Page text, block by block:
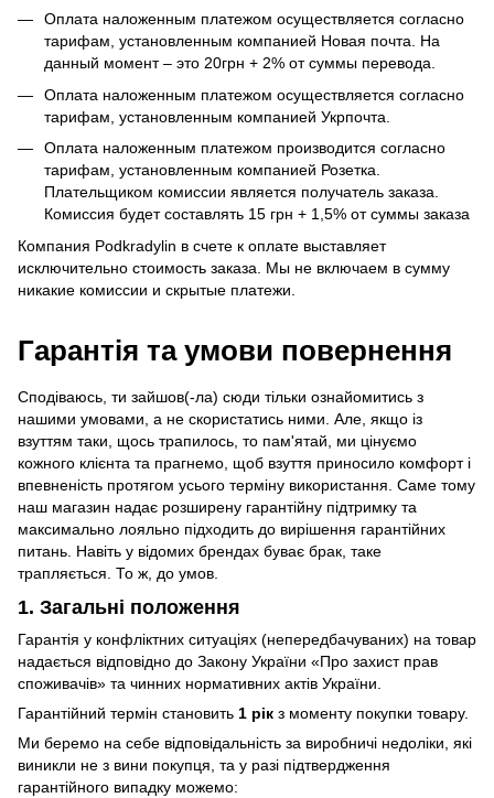
Оплата наложенным платежом осуществляется согласно
тарифам, установленным компанией Новая почта. На
данный момент – это 20грн + 2% от суммы перевода.
Оплата наложенным платежом осуществляется согласно
тарифам, установленным компанией Укрпочта.
Оплата наложенным платежом производится согласно
тарифам, установленным компанией Розетка.
Плательщиком комиссии является получатель заказа.
Комиссия будет составлять 15 грн + 1,5% от суммы заказа
Компания Podkradylin в счете к оплате выставляет
исключительно стоимость заказа. Мы не включаем в сумму
никакие комиссии и скрытые платежи.
Гарантія та умови повернення
Сподіваюсь, ти зайшов(-ла) сюди тільки ознайомитись з
нашими умовами, а не скористатись ними. Але, якщо із
взуттям таки, щось трапилось, то пам'ятай, ми цінуємо
кожного клієнта та прагнемо, щоб взуття приносило комфорт і
впевненість протягом усього терміну використання. Саме тому
наш магазин надає розширену гарантійну підтримку та
максимально лояльно підходить до вирішення гарантійних
питань. Навіть у відомих брендах буває брак, таке
трапляється. То ж, до умов.
1. Загальні положення
Гарантія у конфліктних ситуаціях (непередбачуваних) на товар
надається відповідно до Закону України «Про захист прав
споживачів» та чинних нормативних актів України.
Гарантійний термін становить 1 рік з моменту покупки товару.
Ми беремо на себе відповідальність за виробничі недоліки, які
виникли не з вини покупця, та у разі підтвердження
гарантійного випадку можемо: